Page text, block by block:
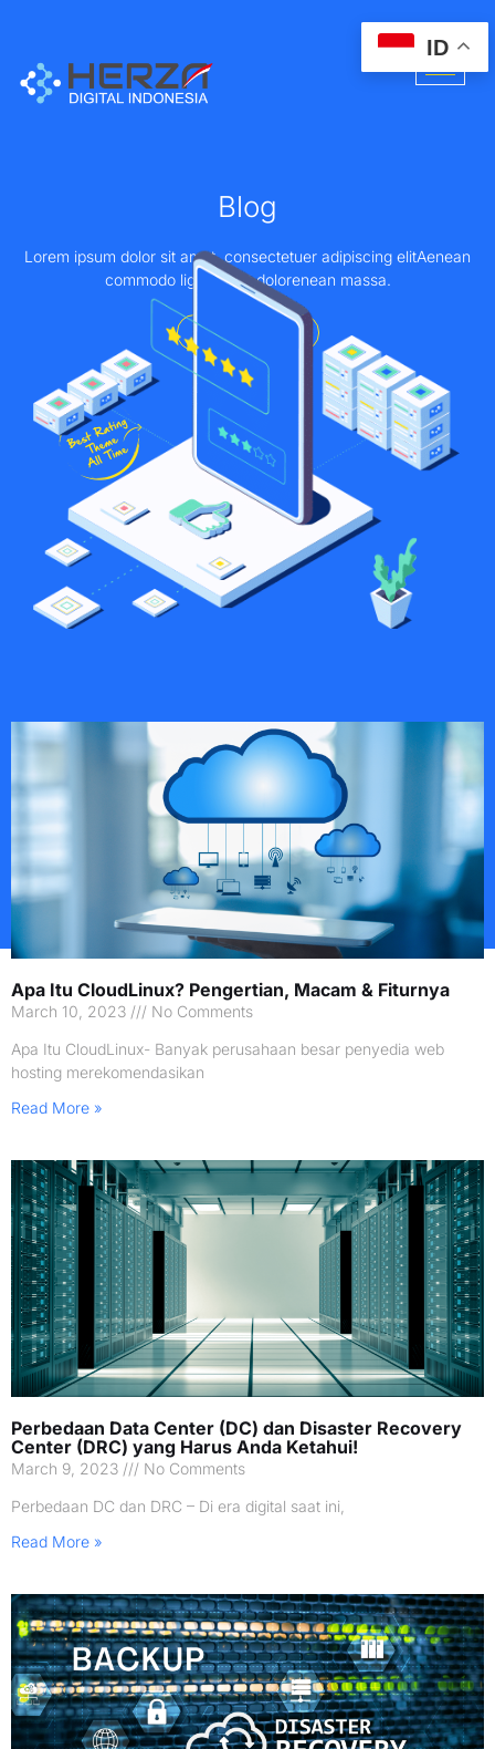
Blog
Lorem ipsum dolor sit amet, consectetuer adipiscing elitAenean
commodo ligula eget dolorenean massa.
Home - About
Apa Itu CloudLinux? Pengertian, Macam & Fiturnya
March 10, 2023
No Comments
Apa Itu CloudLinux- Banyak perusahaan besar penyedia web
hosting merekomendasikan
Read More »
Perbedaan Data Center (DC) dan Disaster Recovery
Center (DRC) yang Harus Anda Ketahui!
March 9, 2023
No Comments
Perbedaan DC dan DRC – Di era digital saat ini,
Read More »
ID